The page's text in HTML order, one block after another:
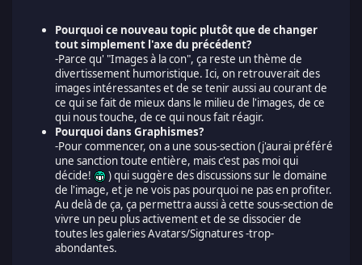
Pourquoi ce nouveau topic plutôt que de changer
tout simplement l'axe du précédent?
-Parce qu' "Images à la con", ça reste un thème de
divertissement humoristique. Ici, on retrouverait des
images intéressantes et de se tenir aussi au courant de
ce qui se fait de mieux dans le milieu de l'images, de ce
qui nous touche, de ce qui nous fait réagir.
Pourquoi dans Graphismes?
-Pour commencer, on a une sous-section (j'aurai préféré
une sanction toute entière, mais c'est pas moi qui
décide!
) qui suggère des discussions sur le domaine
de l'image, et je ne vois pas pourquoi ne pas en profiter.
Au delà de ça, ça permettra aussi à cette sous-section de
vivre un peu plus activement et de se dissocier de
toutes les galeries Avatars/Signatures -trop-
abondantes.